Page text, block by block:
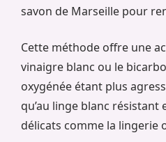
savon de Marseille pour
Cette méthode offre une
vinaigre blanc ou le
oxygénée étant plus
qu’au linge blanc résistant
délicats comme la lingerie